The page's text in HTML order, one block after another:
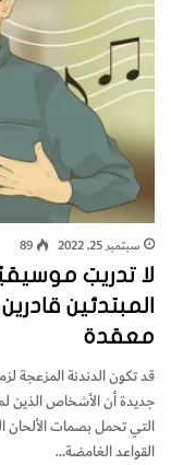
سبتمبر 25, 2022 89
لا تدريبَ
المبتدئين
معقدة
قد تكون الدندنة المزعجة
جديدة أن الأشخاص الذين
التي تحمل بصمات الألحان
القواعد الغامضة…